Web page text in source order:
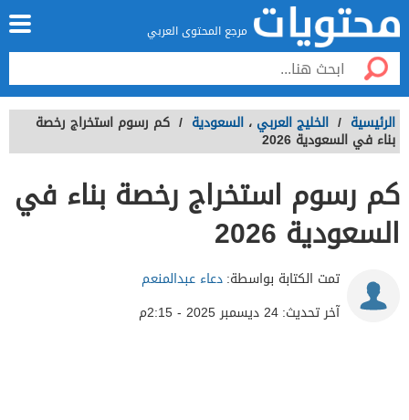
مرجع المحتوى العربي
الرئيسية / الخليج العربي ، السعودية / كم رسوم استخراج رخصة
بناء في السعودية 2026
كم رسوم استخراج رخصة بناء في
السعودية 2026
تمت الكتابة بواسطة:دعاء عبدالمنعم
آخر تحديث:24 ديسمبر 2025 - 2:15م